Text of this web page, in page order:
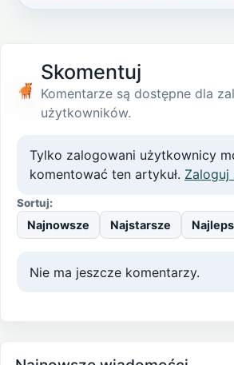
Skomentuj
Komentarze są dostępne dla
użytkowników.
Tylko zalogowani użytkownicy
komentować ten artykuł. Zaloguj
Sortuj:
Najnowsze Najstarsze
Nie ma jeszcze komentarzy.